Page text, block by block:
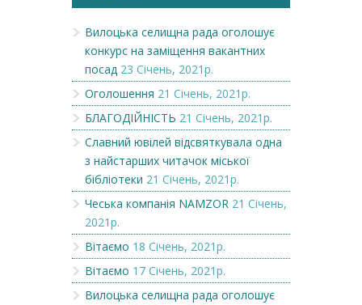
Вилоцька селищна рада оголошує
конкурс на заміщення вакантних
посад 23 Січень, 2021р.
Оголошення 21 Січень, 2021р.
БЛАГОДІЙНІСТЬ 21 Січень, 2021р.
Славний ювілей відсвяткувала одна
з найстарших читачок міської
бібліотеки 21 Січень, 2021р.
Чеська компанія NAMZOR 21 Січень,
2021р.
Вітаємо 18 Січень, 2021р.
Вітаємо 17 Січень, 2021р.
Вилоцька селищна рада оголошує